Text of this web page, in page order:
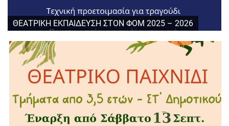
ΘΕΑΤΡΙΚΗ ΕΚΠΑΙΔΕΥΣΗ ΣΤΟΝ ΦΟΜ 2025 – 2026